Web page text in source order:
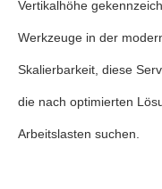
Vertikalhöhe
Werkzeuge in der
Skalierbarkeit, diese
die nach optimierten
Arbeitslasten suchen.